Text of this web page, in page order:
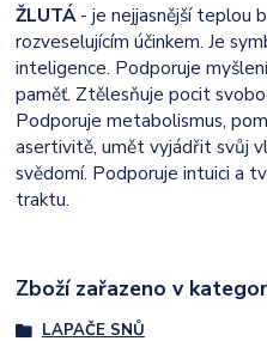
ŽLUTÁ- je nejjasnější teplou
rozveselujícím účinkem. Je
inteligence. Podporuje
paměť. Ztělesňuje pocit
Podporuje metabolismus,
asertivitě, umět vyjádřit svůj
svědomí. Podporuje intuici a
traktu.
Zboží zařazeno v
LAPAČE SNŮ